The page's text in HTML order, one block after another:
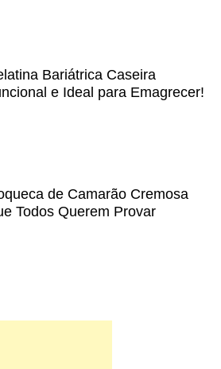
Bariátrica Caseira
e Ideal para Emagrecer!
de Camarão Cremosa
Todos Querem Provar